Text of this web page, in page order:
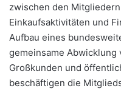
zwischen den
Einkaufsaktivitäten und
Aufbau eines
gemeinsame
Großkunden und
beschäftigen die